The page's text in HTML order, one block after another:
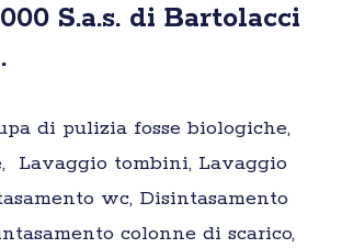
S.a.s. di Bartolacci
di pulizia fosse biologiche,
Lavaggio tombini, Lavaggio
wc, Disintasamento
colonne di scarico,